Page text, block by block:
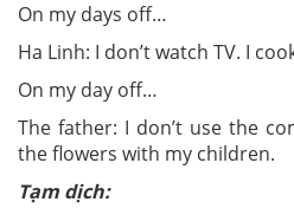
On my days off…
Ha Linh: I don’t watch TV. I
On my day off…
The father: I don’t use the
the flowers with my children.
Tạm dịch: